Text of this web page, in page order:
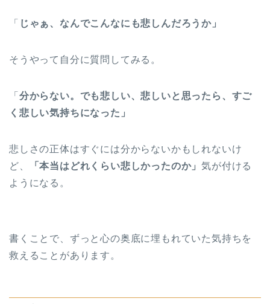
「 じゃぁ、なんでこんなにも悲しんだろうか」
そうやって自分に質問してみる。
「 分からない。でも悲しい、悲しいと思ったら、すご
く悲しい気持ちになった」
悲しさの正体はすぐには分からないかもしれないけ
ど、
「本当はどれくらい悲しかったのか」気が付ける
ようになる。
書くことで、ずっと心の奥底に埋もれていた気持ちを
救えることがあります。